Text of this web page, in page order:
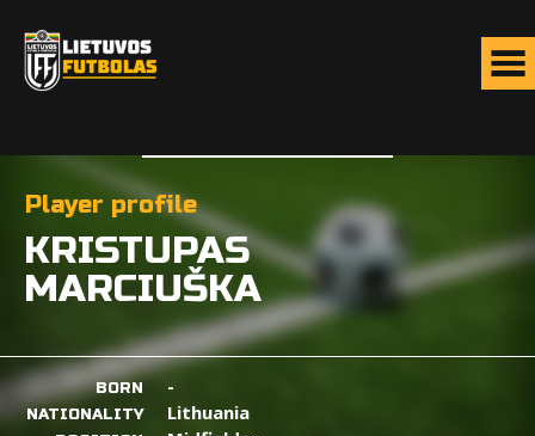
Player profile
KRISTUPAS
MARCIUŠKA
BORN -
NATIONALITY Lithuania